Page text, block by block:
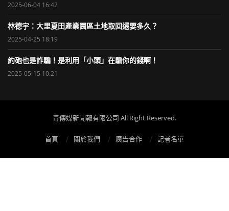
2025-06-04 16:42
林德宇：大里夏田產業園區土地取回還要多久？
2025-04-25 18:19
約砲也是詐騙！是利用「小頭」在騙你的錢啊！
2025-05-15 10:21
青傳媒新聞報有限公司 All Right Reserved.
首頁 關於我們 廣告合作 記者名單